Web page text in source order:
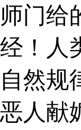
师门给
经！人
自然规
恶人献